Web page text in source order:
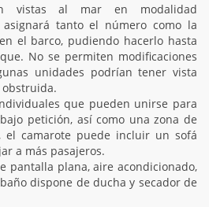
vistas al mar en modalidad
asignará tanto el número como la
el barco, pudiendo hacerlo hasta
No se permiten modificaciones
unidades podrían tener vista
que pueden unirse para
petición, así como una zona de
el camarote puede incluir un sofá
a más pasajeros.
pantalla plana, aire acondicionado,
dispone de ducha y secador de